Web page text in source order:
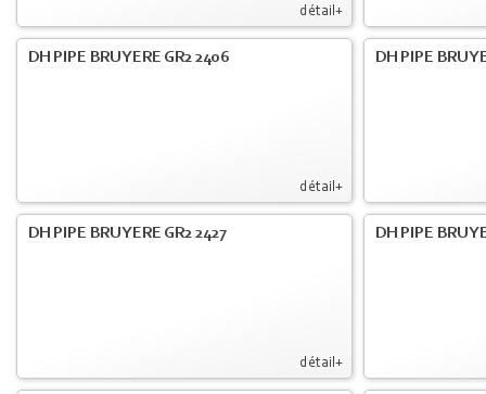
détail+
détail+
DH PIPE BRUYERE GR2 2406 DH PIPE
détail+
DH PIPE BRUYERE GR2 2427 DH PIPE